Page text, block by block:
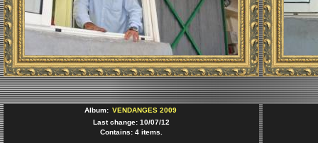
Album: VENDANGES 2009
Last change: 10/07/12
Contains: 4 items.